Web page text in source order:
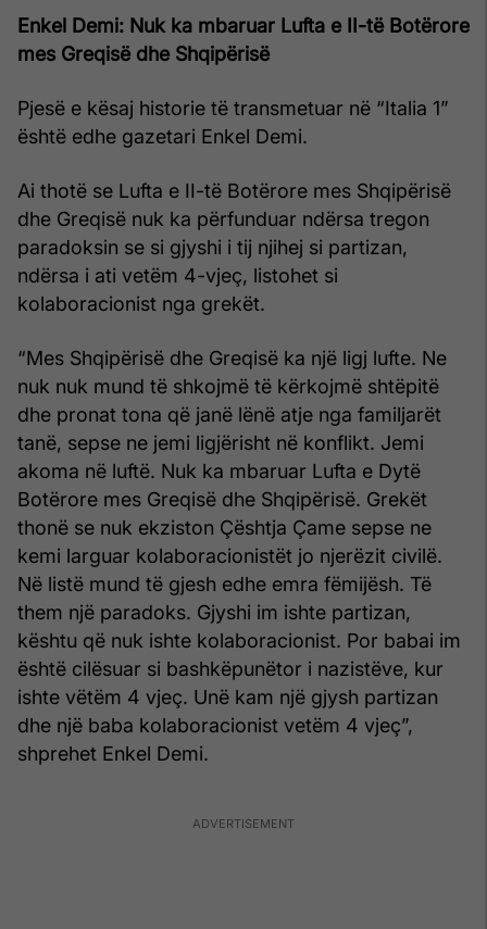
Enkel Demi: Nuk ka mbaruar Lufta e II-të Botërore
mes Greqisë dhe Shqipërisë
Pjesë e kësaj historie të transmetuar në “Italia 1”
është edhe gazetari Enkel Demi.
Ai thotë se Lufta e II-të Botërore mes Shqipërisë
dhe Greqisë nuk ka përfunduar ndërsa tregon
paradoksin se si gjyshi i tij njihej si partizan,
ndërsa i ati vetëm 4-vjeç, listohet si
kolaboracionist nga grekët.
“Mes Shqipërisë dhe Greqisë ka një ligj lufte. Ne
nuk nuk mund të shkojmë të kërkojmë shtëpitë
dhe pronat tona që janë lënë atje nga familjarët
tanë, sepse ne jemi ligjërisht në konflikt. Jemi
akoma në luftë. Nuk ka mbaruar Lufta e Dytë
Botërore mes Greqisë dhe Shqipërisë. Grekët
thonë se nuk ekziston Çështja Çame sepse ne
kemi larguar kolaboracionistët jo njerëzit civilë.
Në listë mund të gjesh edhe emra fëmijësh. Të
them një paradoks. Gjyshi im ishte partizan,
kështu që nuk ishte kolaboracionist. Por babai im
është cilësuar si bashkëpunëtor i nazistëve, kur
ishte vëtëm 4 vjeç. Unë kam një gjysh partizan
dhe një baba kolaboracionist vetëm 4 vjeç”,
shprehet Enkel Demi.